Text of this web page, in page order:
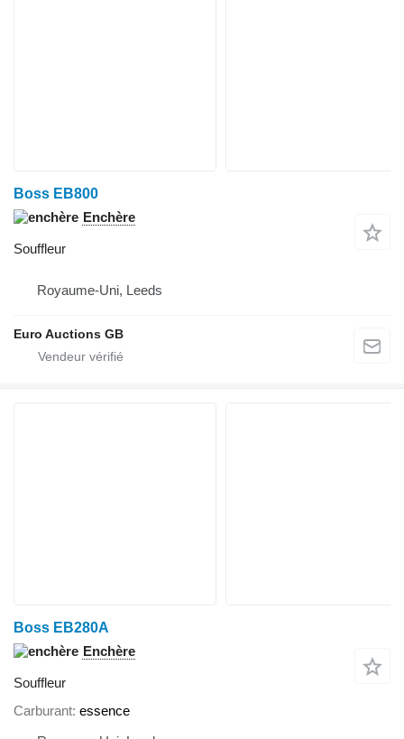
Boss EB800
Enchère
Souffleur
Royaume-Uni, Leeds
Euro Auctions GB
Boss EB280A
Enchère
Souffleur
Carburant essence